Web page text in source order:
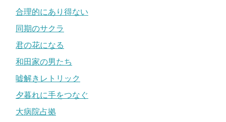
合理的にあり得ない
同期のサクラ
君の花になる
和田家の男たち
嘘解きレトリック
夕暮れに手をつなぐ
大病院占拠